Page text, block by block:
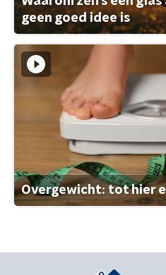
geen goed idee is
Overgewicht: tot hier